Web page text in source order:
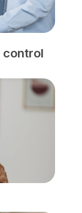
control